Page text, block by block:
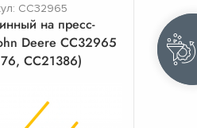
CC32965
на пресс-
Deere CC32965
CC21386)